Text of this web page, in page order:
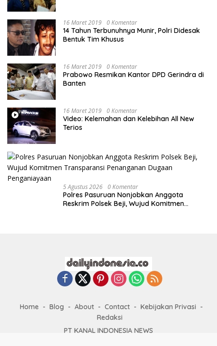
16 Maret 2019 0 Komentar
14 Tahun Terbunuhnya Munir, Polri Didesak
Bentuk Tim Khusus
16 Maret 2019 0 Komentar
Prabowo Resmikan Kantor DPD Gerindra di
Banten
16 Maret 2019 0 Komentar
Video: Kelemahan dan Kelebihan All New
Terios
5 Agustus 2026 0 Komentar
Polres Pasuruan Nonjobkan Anggota
Reskrim Polsek Beji, Wujud Komitmen
Home Blog About Contact
Kebijakan Privasi
Redaksi
PT KANAL INDONESIA NEWS